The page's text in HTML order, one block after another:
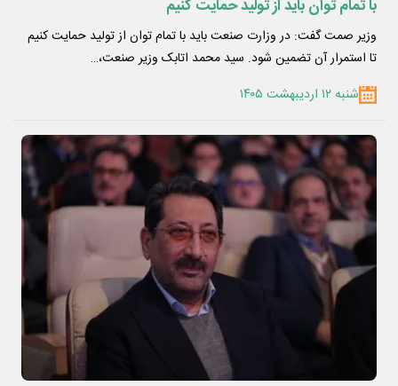
با تمام توان باید از تولید حمایت کنیم
وزیر صمت گفت: در وزارت صنعت باید با تمام توان از تولید حمایت کنیم
تا استمرار آن تضمین شود. سید محمد اتابک وزیر صنعت،…
شنبه ۱۲ اردیبهشت ۱۴۰۵